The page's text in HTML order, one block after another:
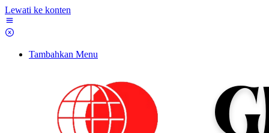
Lewati ke konten
Tambahkan Menu